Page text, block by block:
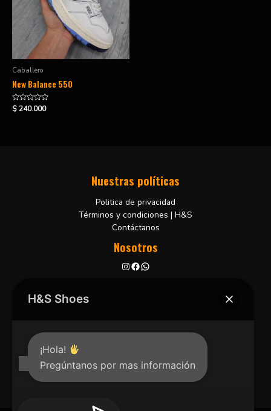
Caballero
New Balance 550
Valorado
en
$240.000
Nuestras políticas
Politica de privacidad
Términos y condiciones | H&S
Contáctanos
Nosotros
H&S Shoes
¡Hola!
Pregúntanos por mas información